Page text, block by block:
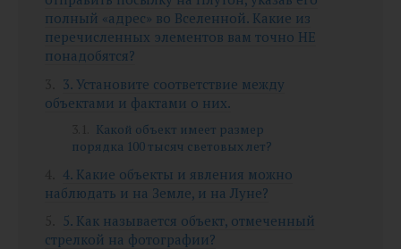
полный «адрес» во Вселенной. Какие из
перечисленных элементов вам точно НЕ
понадобятся?
3. Установите соответствие между
объектами и фактами о них.
Какой объект имеет размер
порядка 100 тысяч световых лет?
4. Какие объекты и явления можно
наблюдать и на Земле, и на Луне?
5. Как называется объект, отмеченный
стрелкой на фотографии?